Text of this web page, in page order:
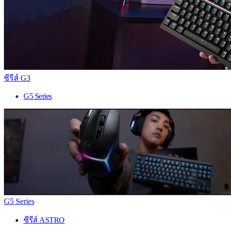
ซีรีส์ G3
G5 Series
G5 Series
ซีรีส์ ASTRO